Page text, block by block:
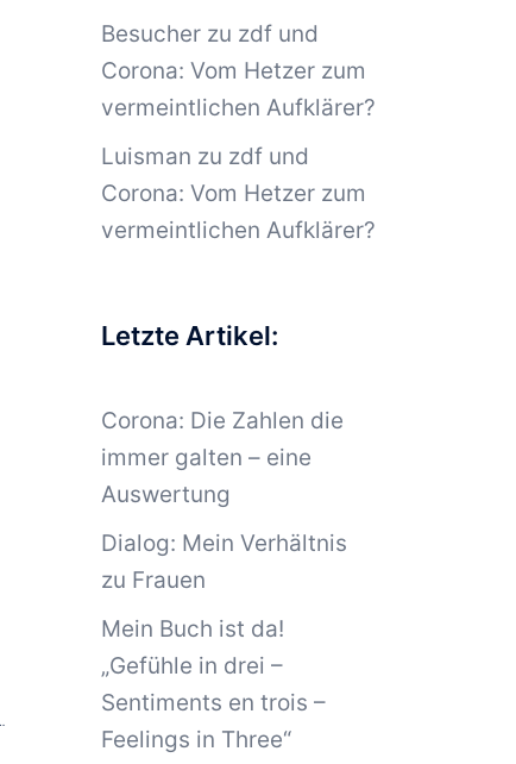
Besucherzu zdf und
Corona: Vom Hetzer zum
vermeintlichen Aufklärer?
Luisman zu zdf und
Corona: Vom Hetzer zum
vermeintlichen Aufklärer?
Letzte Artikel:
Corona: Die Zahlen die
immer galten – eine
Auswertung
Dialog: Mein Verhältnis
zu Frauen
Mein Buch ist da!
„Gefühle in drei –
Sentiments en trois –
Feelings in Three“